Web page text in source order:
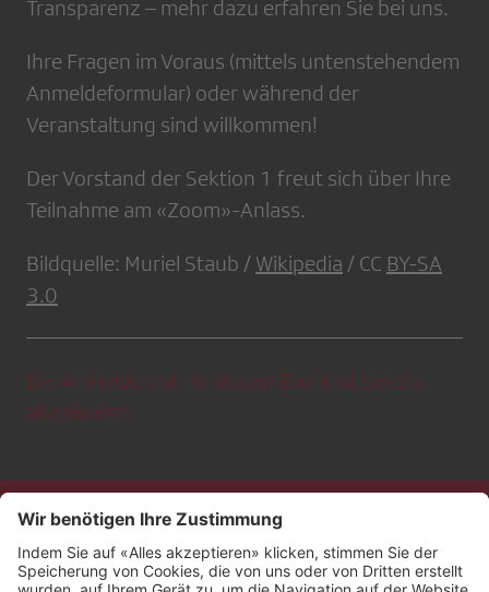
Transparenz – mehr dazu erfahren Sie bei uns.
Ihre Fragen im Voraus (mittels untenstehendem
Anmeldeformular) oder während der
Veranstaltung sind willkommen!
Der Vorstand der Sektion 1 freut sich über Ihre
Teilnahme am «Zoom»-Anlass.
Bildquelle: Muriel Staub / Wikipedia / CC BY-SA
3.0
Die Anmeldefrist für diesen Event ist bereits
abgelaufen.
Kontakt